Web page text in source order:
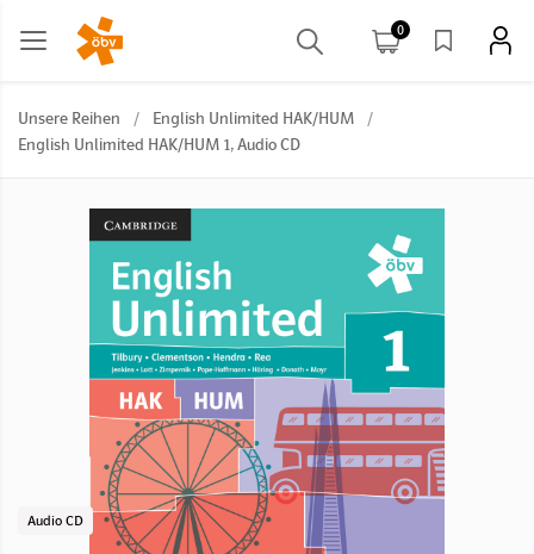
0
Unsere Reihen / English Unlimited HAK/HUM
/
English Unlimited HAK/HUM 1, Audio CD
Audio CD